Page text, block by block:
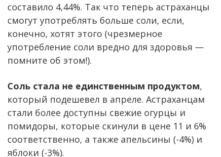
составило 4,44%. Так что теперь астраханцы
смогут употреблять больше соли, если,
конечно, хотят этого (чрезмерное
употребление соли вредно для здоровья —
помните об этом!).
Соль стала не единственным продуктом,
который подешевел в апреле. Астраханцам
стали более доступны свежие огурцы и
помидоры, которые скинули в цене 11 и 6%
соответственно, а также апельсины (-4%) и
яблоки (-3%).